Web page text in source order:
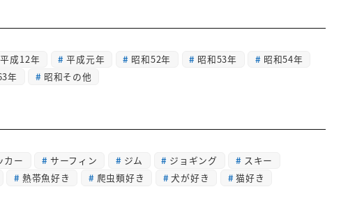
平成12年 平成元年 昭和52年 昭和53年
昭和54年
年 昭和その他
カー サーフィン ジム ジョギング
スキー
熱帯魚好き 爬虫類好き 犬が好き
猫好き